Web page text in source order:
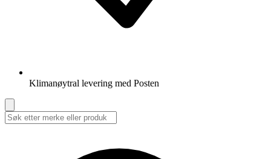
Klimanøytral levering med Posten